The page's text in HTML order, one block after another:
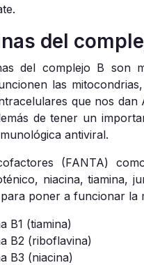
del
del complejo B son
las
que nos dan
de tener un
antiviral.
(FANTA)
niacina, tiamina,
poner a funcionar la
B1 (tiamina)
B2 (riboflavina)
B3 (niacina)